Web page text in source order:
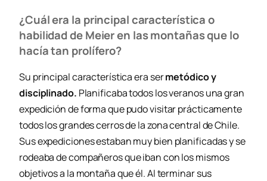
¿Cuál era la principal característica o
habilidad de Meier en las montañas que lo
hacía tan prolífero?
Su principal característica era sermetódico y
disciplinado. Planificaba todos los veranos una gran
expedición de forma que pudo visitar prácticamente
todos los grandes cerros de la zona central de Chile.
Sus expediciones estaban muy bien planificadas y se
rodeaba de compañeros que iban con los mismos
objetivos a la montaña que él. Al terminar sus